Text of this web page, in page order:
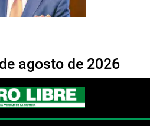
agosto de 2026